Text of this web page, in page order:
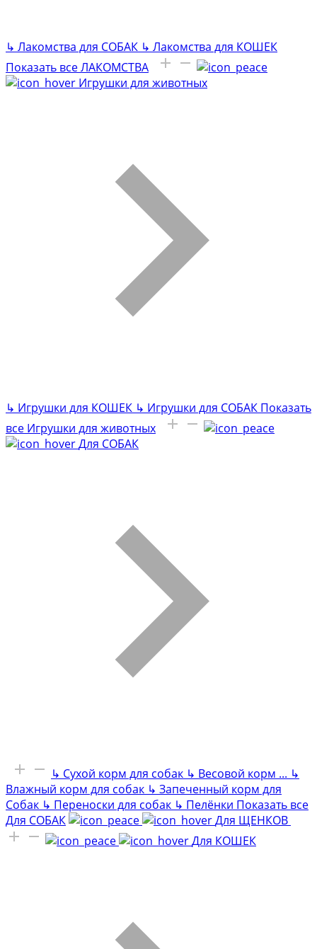
↳ Лакомства для СОБАК ↳ Лакомства для КОШЕК
Показать все ЛАКОМСТВА
Игрушки для животных
↳ Игрушки для КОШЕК ↳ Игрушки для СОБАК Показать
все Игрушки для животных
Для СОБАК
↳ Сухой корм для собак ↳ Весовой корм ... ↳
Влажный корм для собак ↳ Запеченный корм для
Собак ↳ Переноски для собак ↳ Пелёнки Показать все
Для СОБАК
Для ЩЕНКОВ
Для КОШЕК